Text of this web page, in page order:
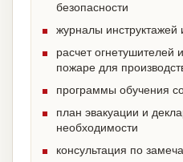
безопасности
журналы инструктажей
расчет огнетушителей
пожаре для
программы обучения
план эвакуации и
необходимости
консультация по